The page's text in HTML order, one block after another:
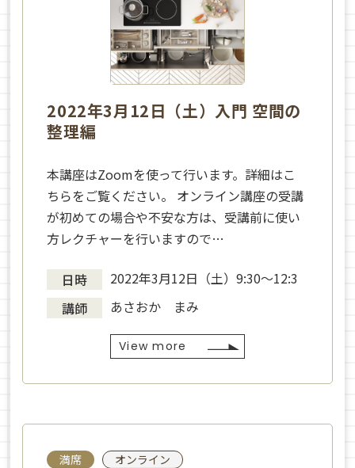
2022年3月12日（土）入門 空間の
整理編
本講座はZoomを使って行います。詳細はこ
ちらをご覧ください。 オンライン講座の受講
が初めての場合や不安な方は、受講前に使い
方レクチャーを行いますので…
日時
2022年3月12日（土）9:30～12:3
講師
あさおか まみ
View more
満席 オンライン